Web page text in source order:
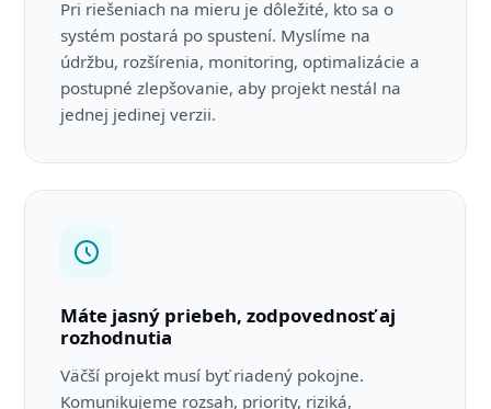
Pri riešeniach na mieru je dôležité, kto sa o
systém postará po spustení. Myslíme na
údržbu, rozšírenia, monitoring, optimalizácie a
postupné zlepšovanie, aby projekt nestál na
jednej jedinej verzii.
Máte jasný priebeh, zodpovednosť aj
rozhodnutia
Väčší projekt musí byť riadený pokojne.
Komunikujeme rozsah, priority, riziká,